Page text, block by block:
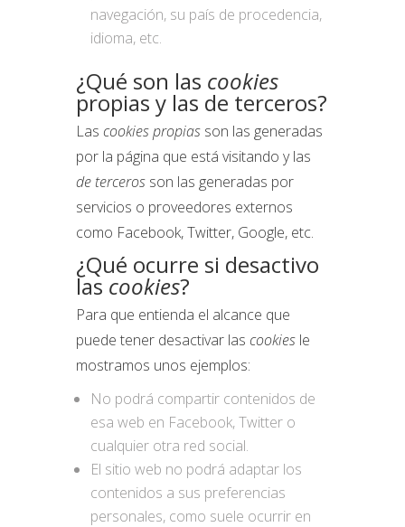
navegación, su país de procedencia,
idioma, etc.
¿Qué son las cookies
propias y las de terceros?
Las cookies propias son las generadas
por la página que está visitando y las
de terceros son las generadas por
servicios o proveedores externos
como Facebook, Twitter, Google, etc.
¿Qué ocurre si desactivo
las cookies?
Para que entienda el alcance que
puede tener desactivar las cookies le
mostramos unos ejemplos:
No podrá compartir contenidos de
esa web en Facebook, Twitter o
cualquier otra red social.
El sitio web no podrá adaptar los
contenidos a sus preferencias
personales, como suele ocurrir en